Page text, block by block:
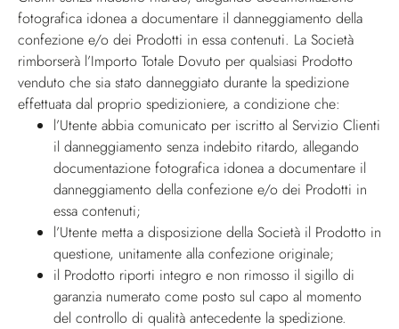
fotografica idonea a documentare il danneggiamento della
confezione e/o dei Prodotti in essa contenuti. La Società
rimborserà l’Importo Totale Dovuto per qualsiasi Prodotto
venduto che sia stato danneggiato durante la spedizione
effettuata dal proprio spedizioniere, a condizione che:
l’Utente abbia comunicato per iscritto al Servizio Clienti
il danneggiamento senza indebito ritardo, allegando
documentazione fotografica idonea a documentare il
danneggiamento della confezione e/o dei Prodotti in
essa contenuti;
l’Utente metta a disposizione della Società il Prodotto in
questione, unitamente alla confezione originale;
il Prodotto riporti integro e non rimosso il sigillo di
garanzia numerato come posto sul capo al momento
del controllo di qualità antecedente la spedizione.